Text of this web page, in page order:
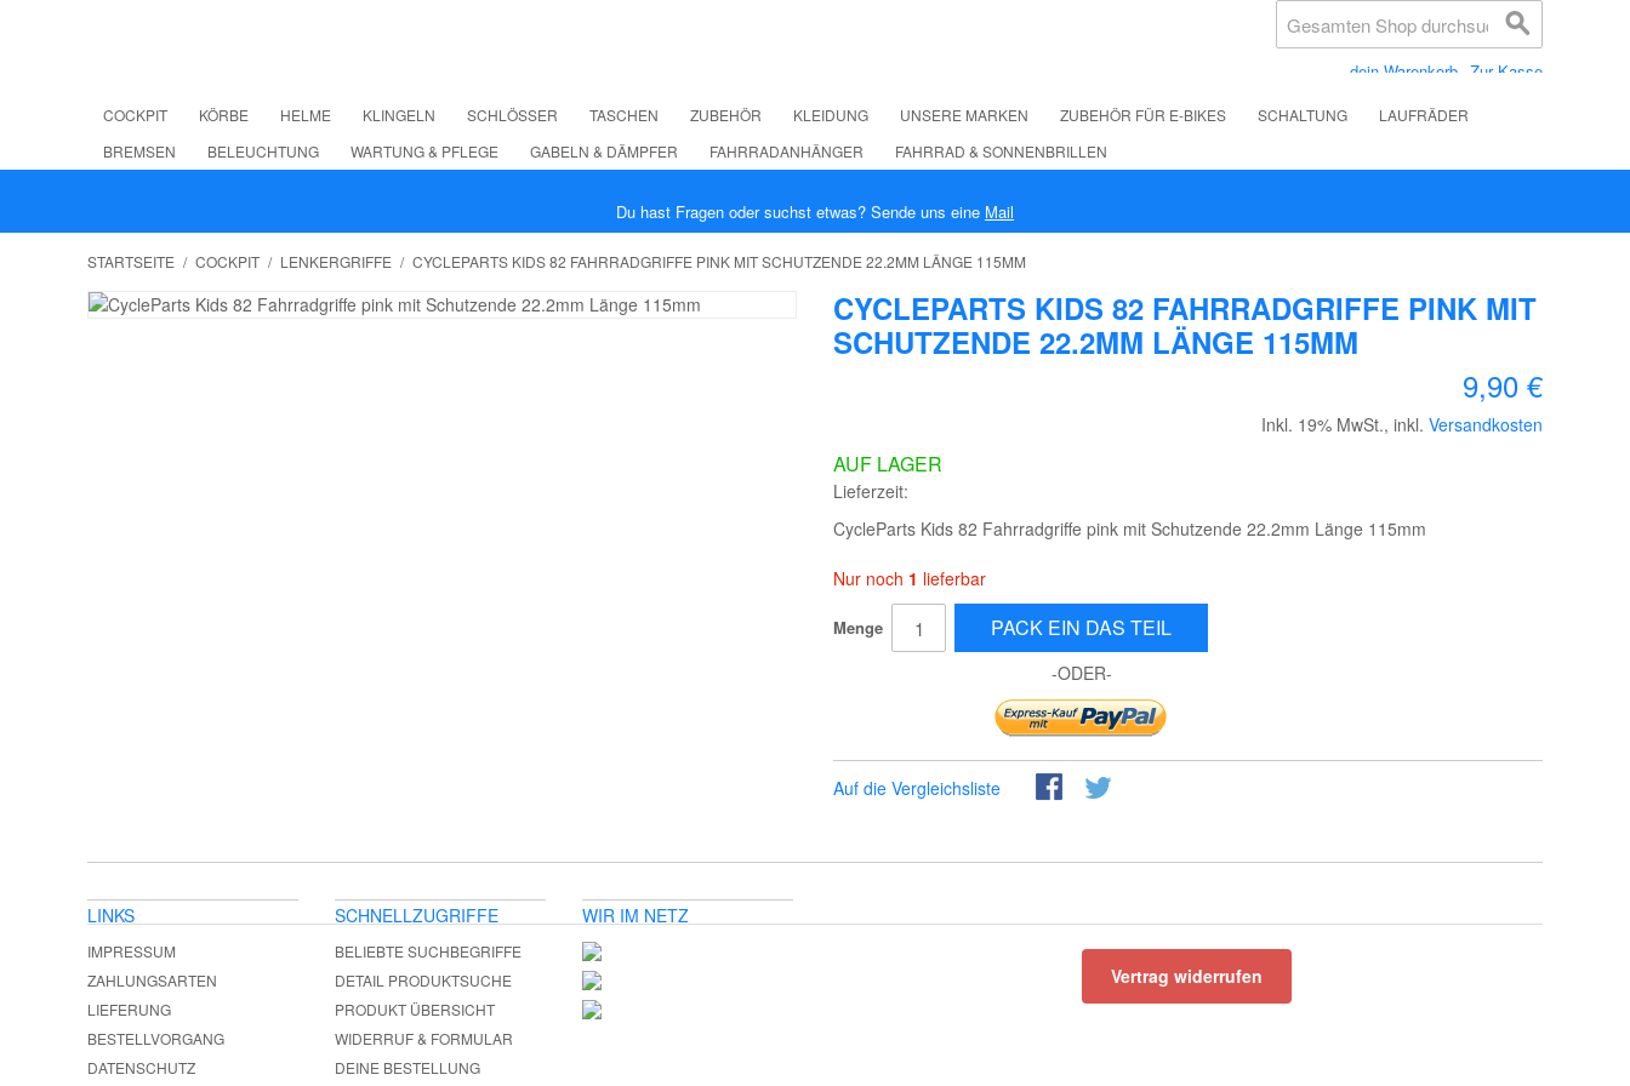
dein Warenkorb Zur Kasse
COCKPIT KÖRBE HELME KLINGELN SCHLÖSSER TASCHEN ZUBEHÖR KLEIDUNG UNSERE MARKEN ZUBEHÖR FÜR E-BIKES SCHALTUNG
LAUFRÄDER
BREMSEN
BELEUCHTUNG WARTUNG & PFLEGE GABELN & DÄMPFER FAHRRADANHÄNGER FAHRRAD & SONNENBRILLEN
Du hast Fragen oder suchst etwas? Sende uns eine Mail
STARTSEITE / COCKPIT / LENKERGRIFFE / CYCLEPARTS KIDS 82 FAHRRADGRIFFE PINK MIT SCHUTZENDE 22.2MM LÄNGE 115MM
CYCLEPARTS KIDS 82 FAHRRADGRIFFE PINK MIT
SCHUTZENDE 22.2MM LÄNGE 115MM
9,90 €
Inkl. 19% MwSt., inkl. Versandkosten
AUF LAGER
Lieferzeit:
CycleParts Kids 82 Fahrradgriffe pink mit Schutzende 22.2mm Länge 115mm
Nur noch 1 lieferbar
Menge PACK EIN DAS TEIL
-ODER-
Auf die Vergleichsliste
LINKS
IMPRESSUM
ZAHLUNGSARTEN
LIEFERUNG
BESTELLVORGANG
DATENSCHUTZ
SCHNELLZUGRIFFE
BELIEBTE SUCHBEGRIFFE
DETAIL PRODUKTSUCHE
PRODUKT ÜBERSICHT
WIDERRUF & FORMULAR
DEINE BESTELLUNG
WIR IM NETZ
Vertrag widerrufen